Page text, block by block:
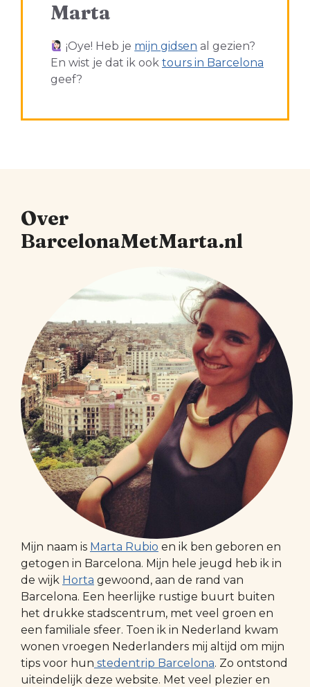
Marta
¡Oye! Heb je mijn gidsen al gezien?
En wist je dat ik ook tours in Barcelona
geef?
Over
BarcelonaMetMarta.nl
Mijn naam is Marta Rubio en ik ben geboren en
getogen in Barcelona. Mijn hele jeugd heb ik in
de wijk Horta gewoond, aan de rand van
Barcelona. Een heerlijke rustige buurt buiten
het drukke stadscentrum, met veel groen en
een familiale sfeer. Toen ik in Nederland kwam
wonen vroegen Nederlanders mij altijd om mijn
tips voor hun stedentrip Barcelona. Zo ontstond
uiteindelijk deze website. Met veel plezier en